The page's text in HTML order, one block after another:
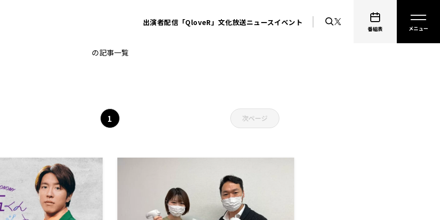
出演者配信「QloveR」文化放送ニュースイベント
番組表
バーチャル
の記事一覧
1 次ページ